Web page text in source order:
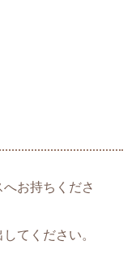
お持ちくださ
てください。